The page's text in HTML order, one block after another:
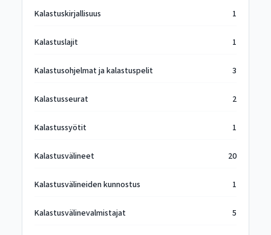
Kalastuskirjallisuus 1
Kalastuslajit 1
Kalastusohjelmat ja kalastuspelit 3
Kalastusseurat 2
Kalastussyötit 1
Kalastusvälineet 20
Kalastusvälineiden kunnostus 1
Kalastusvälinevalmistajat 5